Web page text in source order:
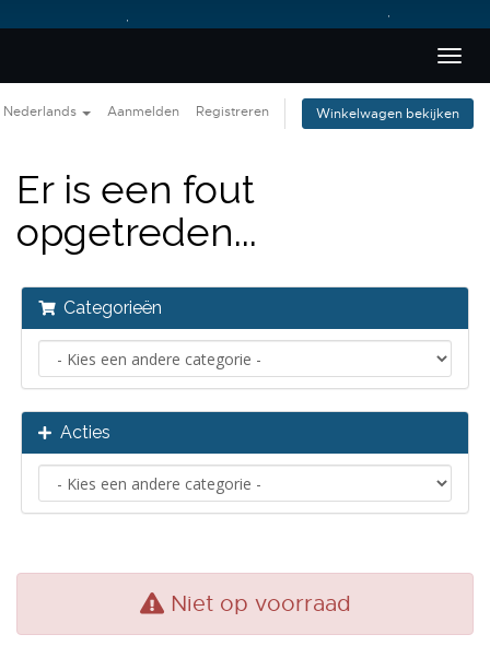
in-/
Nederlands Aanmelden Registreren Winkelwagen bekijken
Er is een fout
opgetreden...
Categorieën
Acties
Niet op voorraad